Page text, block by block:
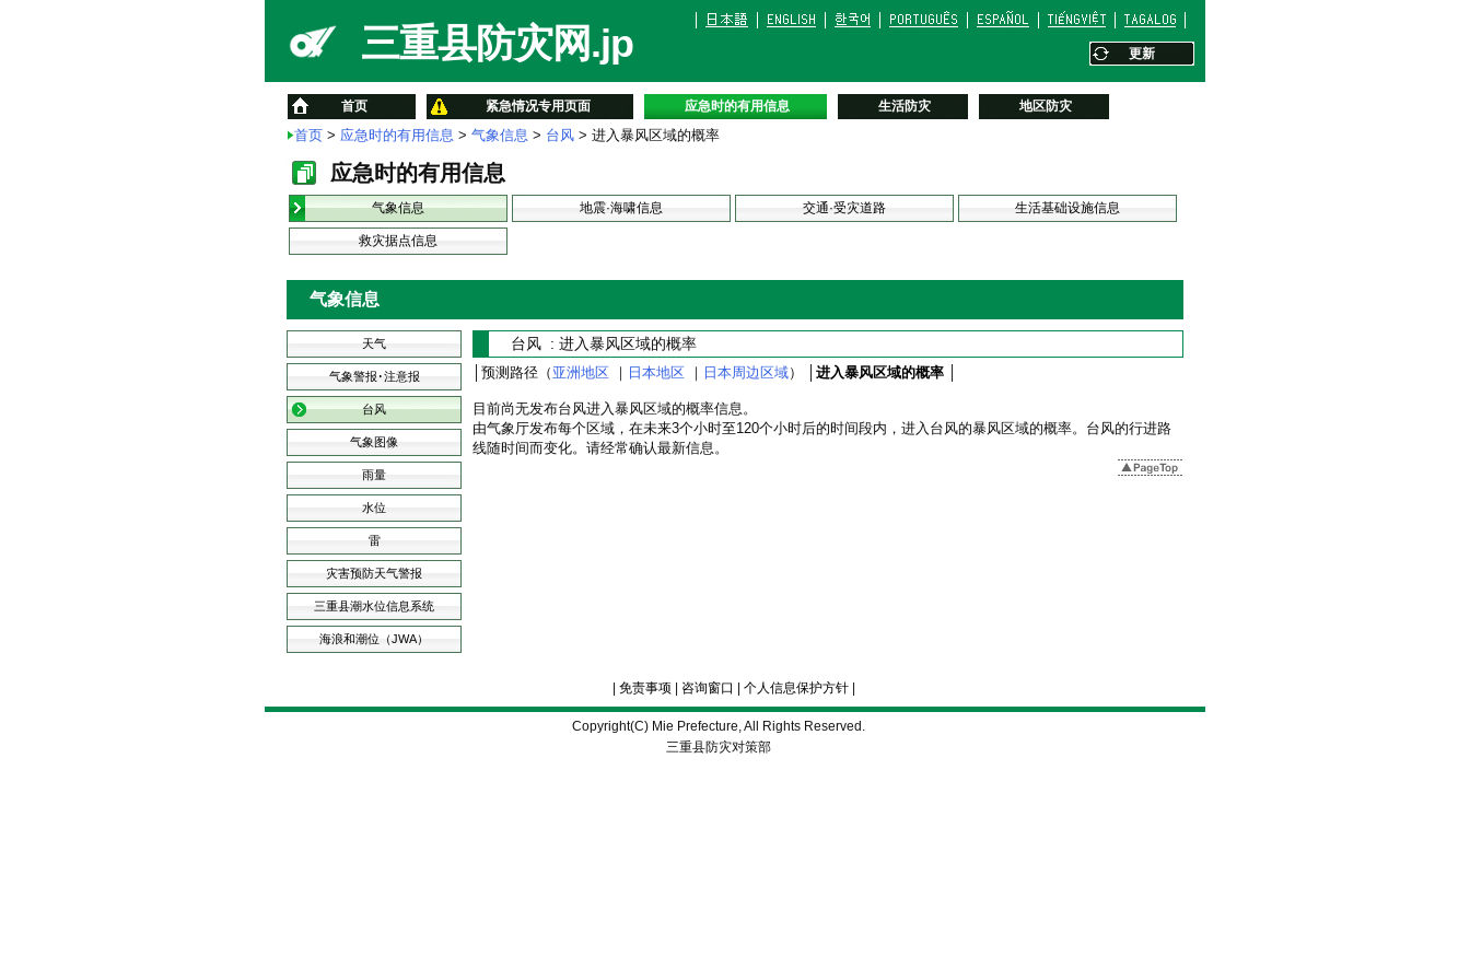
三重县防灾网.jp 更新
首页 紧急情况专用页面 应急时的有用信息 生活防灾 地区防灾
首页 > 应急时的有用信息 > 气象信息 > 台风 > 进入暴风区域的概率
应急时的有用信息
气象信息 地震·海啸信息 交通·受灾道路 生活基础设施信息
救灾据点信息
气象信息
台风 : 进入暴风区域的概率
│预测路径（ 亚洲地区 ｜ 日本地区 ｜ 日本周边区域） │ 进入暴风区域的概率
目前尚无发布台风进入暴风区域的概率信息。
由气象厅发布每个区域，在未来3个小时至120个小时后的时间段内，进入台风的暴风区域的概率。台风的行进路
线随时间而变化。请经常确认最新信息。
天气
气象警报･注意报
台风
气象图像
雨量
水位
雷
灾害预防天气警报
三重县潮水位信息系统
海浪和潮位（JWA）
免责事项| 咨询窗口 个人信息保护方针|
Copyright(C) Mie Prefecture, All Rights Reserved.
三重县防灾对策部